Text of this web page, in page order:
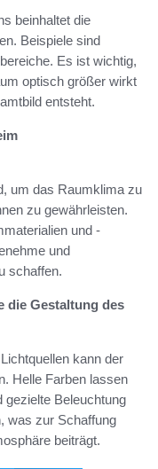
beinhaltet die
Beispiele sind
Es ist wichtig,
optisch größer wirkt
entsteht.
um das Raumklima zu
zu gewährleisten.
und -
und
schaffen.
die Gestaltung des
kann der
Helle Farben lassen
gezielte Beleuchtung
was zur Schaffung
beiträgt.